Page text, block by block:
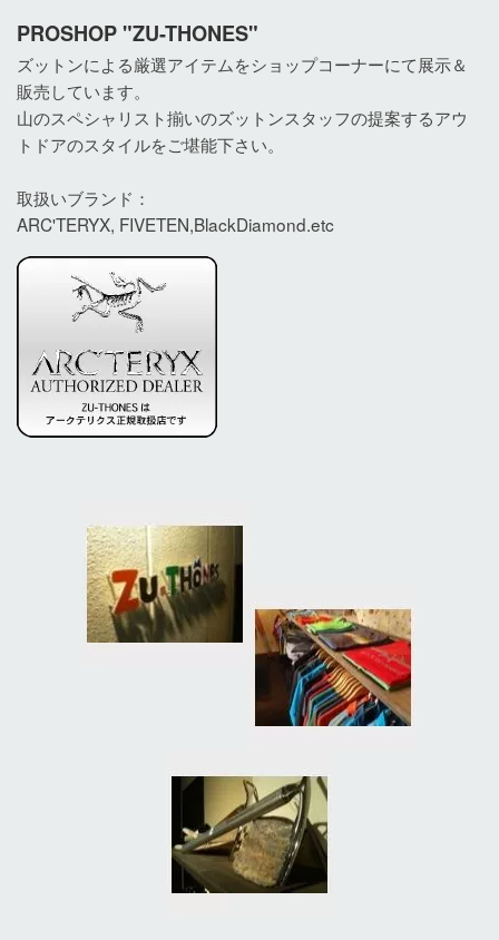
PROSHOP "ZU-THONES"
ズットンによる厳選アイテムをショップコーナーにて展示＆
販売しています。
山のスペシャリスト揃いのズットンスタッフの提案するアウ
トドアのスタイルをご堪能下さい。
取扱いブランド：
ARC'TERYX, FIVETEN,BlackDiamond.etc